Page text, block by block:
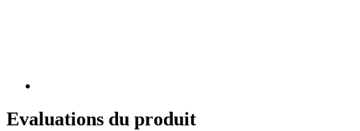
Evaluations du produit